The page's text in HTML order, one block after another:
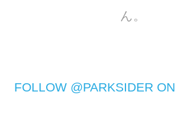
ん。
FOLLOW @PARKSIDER